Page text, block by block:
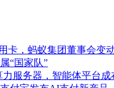
卡，蚂蚁集团董事会变
“国家队”
服务器，智能体平台成